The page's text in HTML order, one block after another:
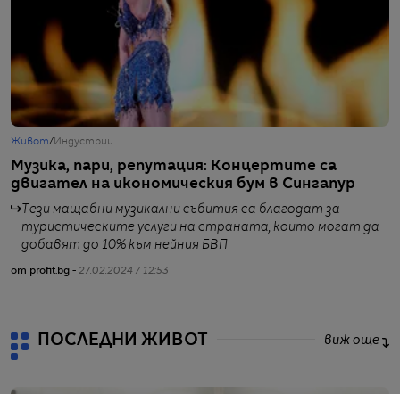
Живот/ Индустрии
Музика, пари, репутация: Концертите са
двигател на икономическия бум в Сингапур
Tези мащабни музикални събития са благодат за
туристическите услуги на страната, които могат да
добавят до 10% към нейния БВП
от profit.bg - 27.02.2024 / 12:53
ПОСЛЕДНИ ЖИВОТ виж още